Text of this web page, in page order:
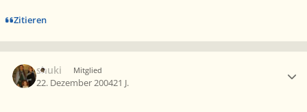
Zitieren
shuki Mitglied
22. Dezember 200421 J.